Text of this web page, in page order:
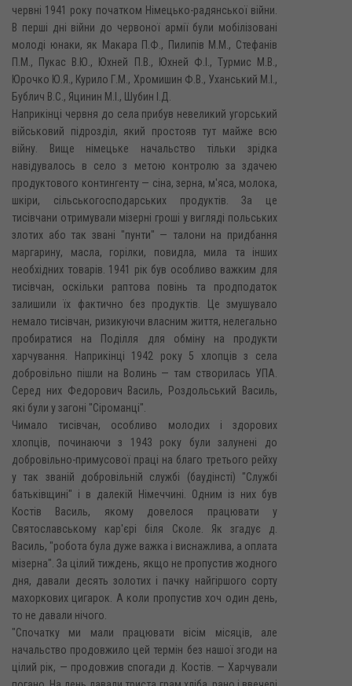
червні 1941 року початком Німецько-радянської війни.
В перші дні війни до червоної армії були мобілізовані
молоді юнаки, як Макара П.Ф., Пилипів М.М., Стефанів
П.М., Пукас В.Ю., Юхней П.В., Юхней Ф.І., Турмис М.В.,
Юрочко Ю.Я., Курило Г.М., Хромишин Ф.В., Уханський М.І.,
Бублич B.C., Яцинин М.І., Шубин І.Д.
Наприкінці червня до села прибув невеликий угорський
військовий підрозділ, який простояв тут майже всю
війну. Вище німецьке начальство тільки зрідка
навідувалось в село з метою контролю за здачею
продуктового контингенту — сіна, зерна, м'яса, молока,
шкіри, сільськогосподарських продуктів. За це
тисівчани отримували мізерні гроші у вигляді польських
злотих або так звані "пунти" — талони на придбання
маргарину, масла, горілки, повидла, мила та інших
необхідних товарів. 1941 рік був особливо важким для
тисівчан, оскільки раптова повінь та продподаток
залишили їх фактично без продуктів. Це змушувало
немало тисівчан, ризикуючи власним життя, нелегально
пробиратися на Поділля для обміну на продукти
харчування. Наприкінці 1942 року 5 хлопців з села
добровільно пішли на Волинь — там створилась УПА.
Серед них Федорович Василь, Роздольський Василь,
які були у загоні "Сіроманці".
Чимало тисівчан, особливо молодих і здорових
хлопців, починаючи з 1943 року були залунені до
добровільно-примусової праці на благо третього рейху
у так званій добровільній службі (баудінсті) "Службі
батьківщині" і в далекій Німеччині. Одним із них був
Костів Василь, якому довелося працювати у
Святославському кар'єрі біля Сколе. Як згадує д.
Василь, "робота була дуже важка і виснажлива, а оплата
мізерна". За цілий тиждень, якщо не пропустив жодного
дня, давали десять золотих і пачку найгіршого сорту
махоркових цигарок. А коли пропустив хоч один день,
то не давали нічого.
"Спочатку ми мали працювати вісім місяців, але
начальство продовжило цей термін без нашої згоди на
цілий рік, — продовжив спогади д. Костів. — Харчували